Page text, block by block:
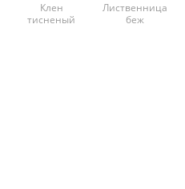
Клен
тисненый
Лиственница
беж